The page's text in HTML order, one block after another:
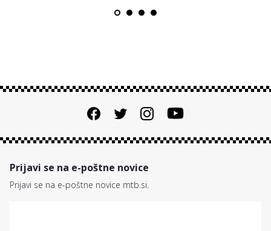
Prijavi se na e-poštne novice
Prijavi se na e-poštne novice mtb.si.